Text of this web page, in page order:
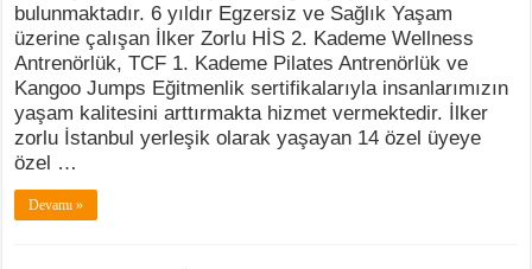
bulunmaktadır. 6 yıldır Egzersiz ve Sağlık Yaşam
üzerine çalışan İlker Zorlu HİS 2. Kademe Wellness
Antrenörlük, TCF 1. Kademe Pilates Antrenörlük ve
Kangoo Jumps Eğitmenlik sertifikalarıyla insanlarımızın
yaşam kalitesini arttırmakta hizmet vermektedir. İlker
zorlu İstanbul yerleşik olarak yaşayan 14 özel üyeye
özel …
Devamı »